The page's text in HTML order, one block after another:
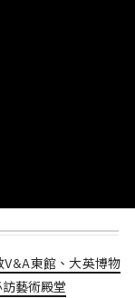
東館、大英博物
藝術殿堂